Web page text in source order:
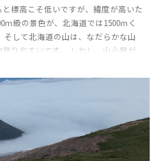
標高こそ低いですが、緯度が高いた
ｍ級の景色が、北海道では1500ｍく
そして北海道の山は、なだらかな山
りやすいです。 しかし、山小屋が
も安心です。 いずれにしても百名山
いです。 特に 幌尻岳、白雲岳、ト
が綺麗です。 私が撮ったお気に入